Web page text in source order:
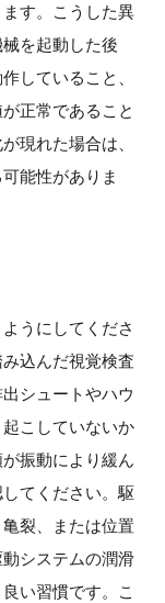
す。こうした異
を起動した後
していること、
正常であること
現れた場合は、
能性がありま
うにしてくださ
込んだ視覚検査
シュートやハウ
こしていないか
振動により緩ん
てください。駆
裂、または位置
システムの潤滑
い習慣です。こ